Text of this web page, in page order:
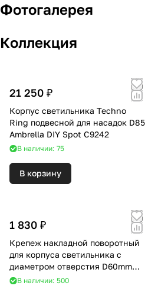
Фотогалерея
Коллекция
21 250 ₽
Корпус светильника Techno
Ring подвесной для насадок D85
Ambrella DIY Spot C9242
В наличии: 75
В корзину
1 830 ₽
Крепеж накладной поворотный
для корпуса светильника с
диаметром отверстия D60mm
Ambrella DIY Spot A2210
В наличии: 500